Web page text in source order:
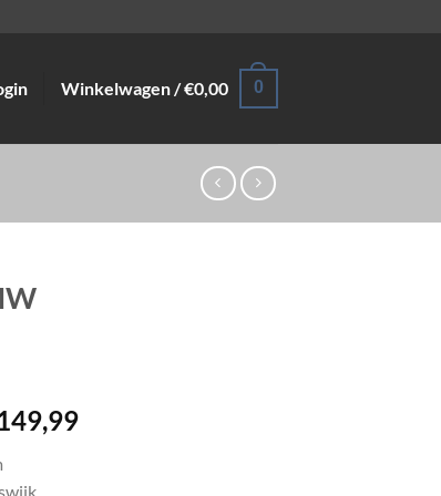
Winkelwagen /€0,00 0